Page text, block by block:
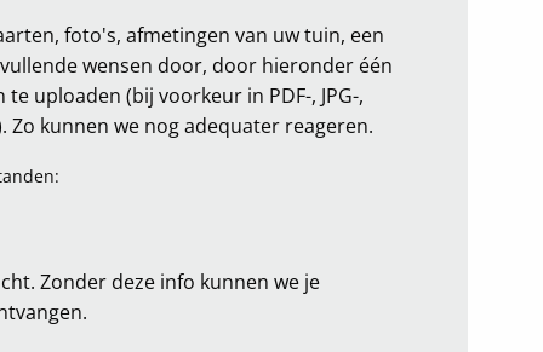
foto's, afmetingen van uw tuin, een
wensen door, door hieronder één
uploaden (bij voorkeur in PDF-, JPG-,
Zo kunnen we nog adequater reageren.
Zonder deze info kunnen we je